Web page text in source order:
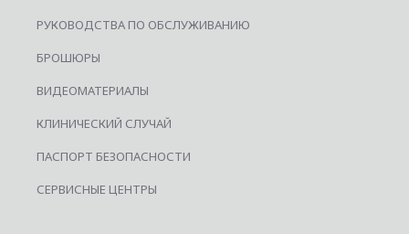
РУКОВОДСТВА ПО ОБСЛУЖИВАНИЮ
БРОШЮРЫ
ВИДЕОМАТЕРИАЛЫ
КЛИНИЧЕСКИЙ СЛУЧАЙ
ПАСПОРТ БЕЗОПАСНОСТИ
СЕРВИСНЫЕ ЦЕНТРЫ